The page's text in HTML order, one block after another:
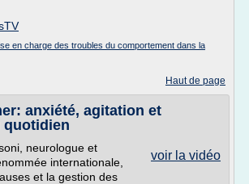
en charge des troubles du comportement dans la
Haut de page
anxiété, agitation et
voir la vidéo
neurologue et
internationale,
et la gestion des